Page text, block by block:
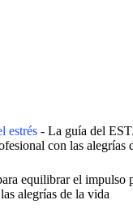
estrés- La guía del
con las alegrías
equilibrar el impulso
las alegrías de la vida